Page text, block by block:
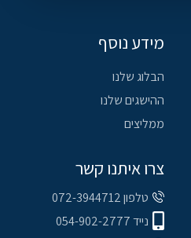
מידע נוסף
הבלוג שלנו
ההישגים שלנו
ממליצים
צרו איתנו קשר
טלפון 072-3944712
נייד 054-902-2777